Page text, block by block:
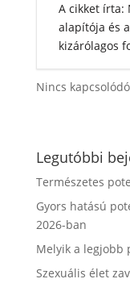
A cikket írta:
alapítója és
kizárólagos
Nincs
Legutóbbi
Természetes
Gyors hatású
2026-ban
Melyik a legjobb
Szexuális élet